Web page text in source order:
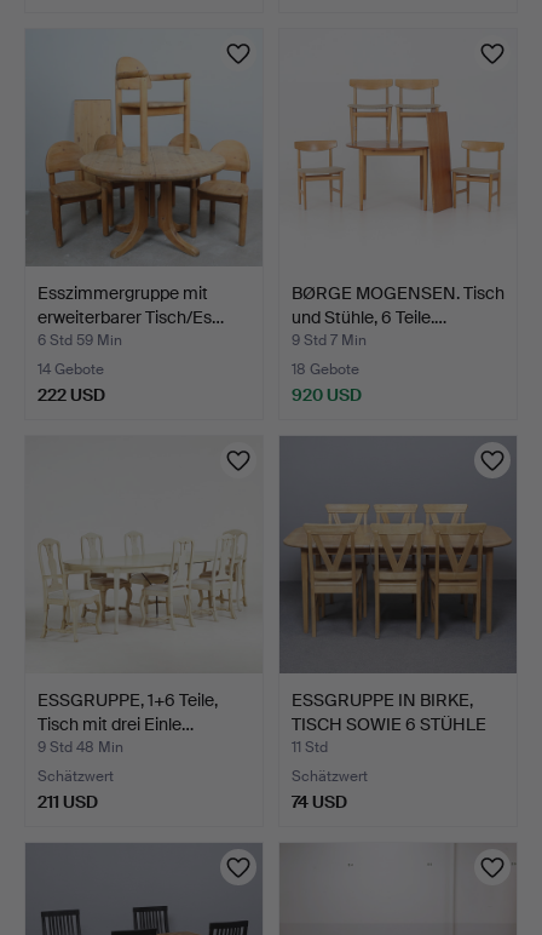
Esszimmergruppe mit
erweiterbarer Tisch/Es…
6 Std 59 Min
14 Gebote
222 USD
BØRGE MOGENSEN. Tisch
und Stühle, 6 Teile.…
9 Std 7 Min
18 Gebote
920 USD
ESSGRUPPE, 1+6 Teile,
Tisch mit drei Einle…
9 Std 48 Min
Schätzwert
211 USD
ESSGRUPPE IN BIRKE,
TISCH SOWIE 6 STÜHLE
(…
11 Std
Schätzwert
74 USD